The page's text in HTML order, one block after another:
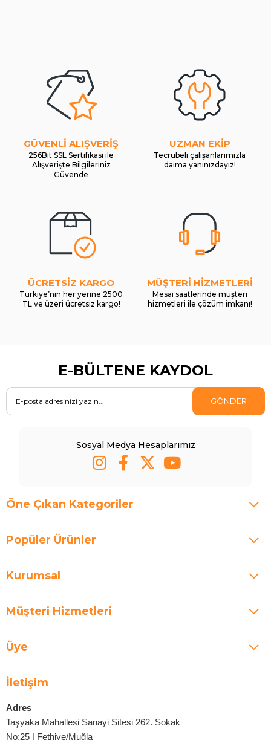
GÜVENLİ ALIŞVERİŞ
256Bit SSL Sertifikası ile
Alışverişte Bilgileriniz
Güvende
UZMAN EKİP
Tecrübeli çalışanlarımızla
daima yanınızdayız!
ÜCRETSİZ KARGO
Türkiye’nin her yerine 2500
TL ve üzeri ücretsiz kargo!
MÜŞTERİ HİZMETLERİ
Mesai saatlerinde müşteri
hizmetleri ile çözüm imkanı!
E-BÜLTENE KAYDOL
GÖNDER
Sosyal Medya Hesaplarımız
Öne Çıkan Kategoriler
Popüler Ürünler
Kurumsal
Müşteri Hizmetleri
Üye
İletişim
Adres
Taşyaka Mahallesi Sanayi Sitesi 262. Sokak
No:25 | Fethiye/Muğla